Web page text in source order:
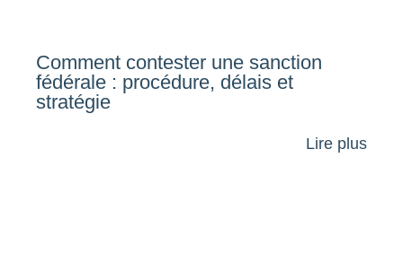
Comment contester une sanction
fédérale : procédure, délais et
stratégie
Lire plus